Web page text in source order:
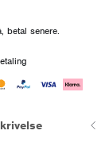
betal senere.